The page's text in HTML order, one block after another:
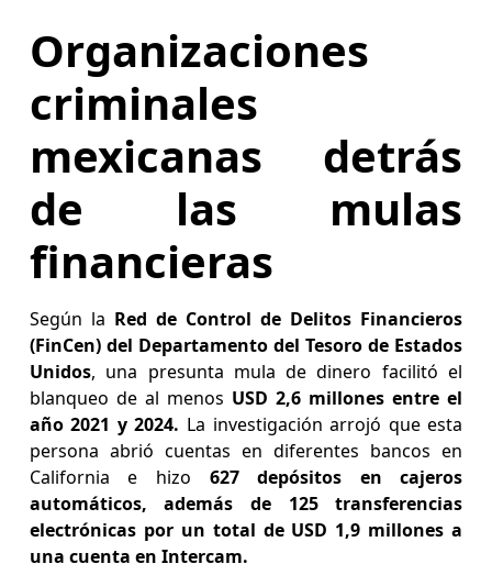
Organizaciones
criminales
mexicanas detrás
de las mulas
financieras
Según la Red de Control de Delitos Financieros
(FinCen) del Departamento del Tesoro de Estados
Unidos, una presunta mula de dinero facilitó el
blanqueo de al menos USD 2,6 millones entre el
año 2021 y 2024. La investigación arrojó que esta
persona abrió cuentas en diferentes bancos en
California e hizo 627 depósitos en cajeros
automáticos, además de 125 transferencias
electrónicas por un total de USD 1,9 millones a
una cuenta en Intercam.